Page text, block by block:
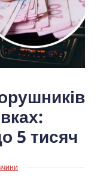
5 тисяч